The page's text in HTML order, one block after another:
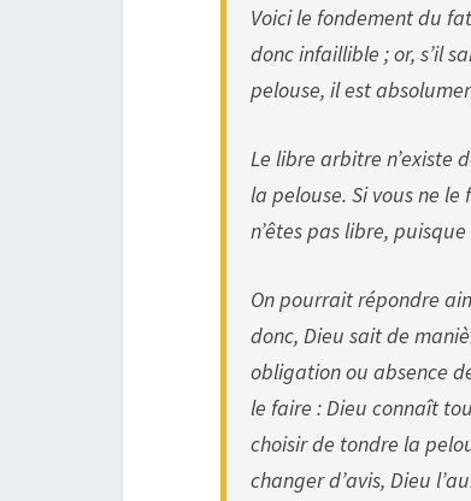
Voici le fondement du
donc infaillible ; or, sʼil
pelouse, il est
Le libre arbitre nʼexiste
la pelouse. Si vous ne le
nʼêtes pas libre,
On pourrait répondre
donc, Dieu sait de
obligation ou absence
le faire : Dieu connaît
choisir de tondre la
changer dʼavis, Dieu